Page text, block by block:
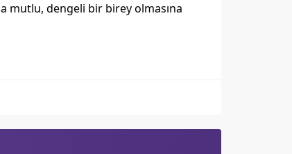
mutlu, dengeli bir birey olmasına